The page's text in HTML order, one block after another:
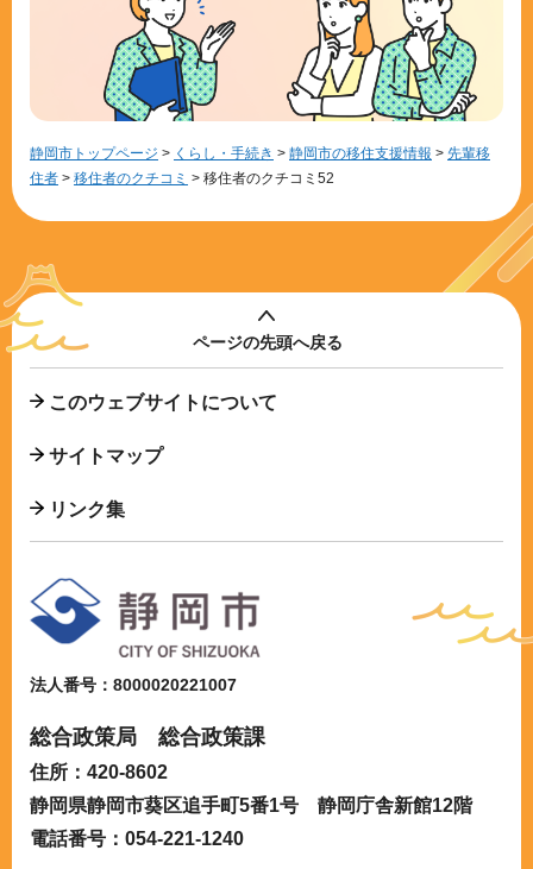
静岡市トップページ > くらし・手続き > 静岡市の移住支援情報 > 先輩移
住者 > 移住者のクチコミ > 移住者のクチコミ52
ページの先頭へ戻る
このウェブサイトについて
サイトマップ
リンク集
法人番号：8000020221007
総合政策局 総合政策課
住所：420-8602
静岡県静岡市葵区追手町5番1号 静岡庁舎新館12階
電話番号：054-221-1240